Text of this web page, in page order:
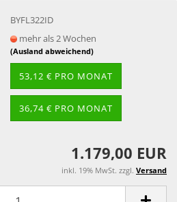
BYFL322ID
mehr als 2 Wochen
(Ausland abweichend)
53,12 € PRO MONAT
36,74 € PRO MONAT
1.179,00 EUR
inkl. 19% MwSt. zzgl. Versand